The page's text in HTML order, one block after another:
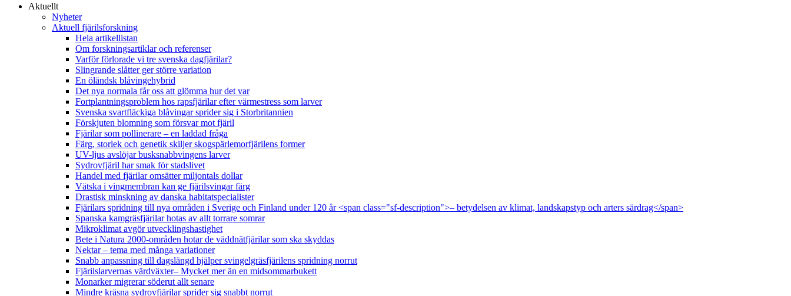
Aktuellt
Nyheter
Aktuell fjärilsforskning
Hela artikellistan
Om forskningsartiklar och referenser
Varför förlorade vi tre svenska dagfjärilar?
Slingrande slåtter ger större variation
En öländsk blåvingehybrid
Det nya normala får oss att glömma hur det var
Fortplantningsproblem hos rapsfjärilar efter värmestress som larver
Svenska svartfläckiga blåvingar sprider sig i Storbritannien
Förskjuten blomning som försvar mot fjäril
Fjärilar som pollinerare – en laddad fråga
Färg, storlek och genetik skiljer skogspärlemorfjärilens former
UV-ljus avslöjar busksnabbvingens larver
Sydrovfjäril har smak för stadslivet
Handel med fjärilar omsätter miljontals dollar
Vätska i vingmembran kan ge fjärilsvingar färg
Drastisk minskning av danska habitatspecialister
Fjärilars spridning till nya områden i Sverige och Finland under 120 år <span class="sf-description">– betydelsen av klimat, landskapstyp och arters särdrag</span>
Spanska kamgräsfjärilar hotas av allt torrare somrar
Mikroklimat avgör utvecklingshastighet
Bete i Natura 2000-områden hotar de väddnätfjärilar som ska skyddas
Nektar – tema med många variationer
Snabb anpassning till dagslängd hjälper svingelgräsfjärilens spridning norrut
Fjärilslarvernas värdväxter– Mycket mer än en midsommarbukett
Monarker migrerar söderut allt senare
Mindre kräsna sydrovfjärilar sprider sig snabbt norrut